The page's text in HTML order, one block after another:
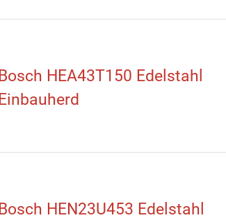
Bosch HEA43T150 Edelstahl
Einbauherd
Bosch HEN23U453 Edelstahl